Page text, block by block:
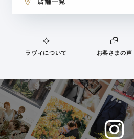
ラヴィについて お客さまの声